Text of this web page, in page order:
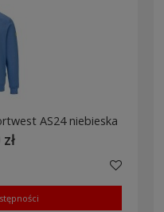
AS24 niebieska